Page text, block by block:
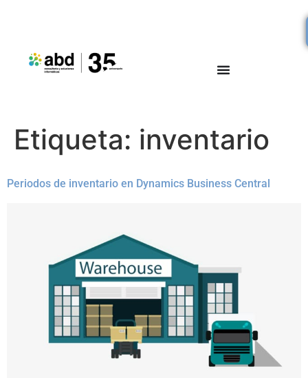
Etiqueta: inventario
Periodos de inventario en Dynamics Business Central